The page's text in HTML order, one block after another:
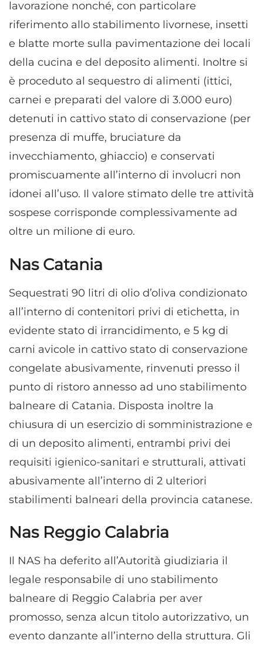
lavorazione nonché, con particolare
riferimento allo stabilimento livornese, insetti
e blatte morte sulla pavimentazione dei locali
della cucina e del deposito alimenti. Inoltre si
è proceduto al sequestro di alimenti (ittici,
carnei e preparati del valore di 3.000 euro)
detenuti in cattivo stato di conservazione (per
presenza di muffe, bruciature da
invecchiamento, ghiaccio) e conservati
promiscuamente all’interno di involucri non
idonei all’uso. Il valore stimato delle tre attività
sospese corrisponde complessivamente ad
oltre un milione di euro.
Nas Catania
Sequestrati 90 litri di olio d’oliva condizionato
all’interno di contenitori privi di etichetta, in
evidente stato di irrancidimento, e 5 kg di
carni avicole in cattivo stato di conservazione
congelate abusivamente, rinvenuti presso il
punto di ristoro annesso ad uno stabilimento
balneare di Catania. Disposta inoltre la
chiusura di un esercizio di somministrazione e
di un deposito alimenti, entrambi privi dei
requisiti igienico-sanitari e strutturali, attivati
abusivamente all’interno di 2 ulteriori
stabilimenti balneari della provincia catanese.
Nas Reggio Calabria
Il NAS ha deferito all’Autorità giudiziaria il
legale responsabile di uno stabilimento
balneare di Reggio Calabria per aver
promosso, senza alcun titolo autorizzativo, un
evento danzante all’interno della struttura. Gli